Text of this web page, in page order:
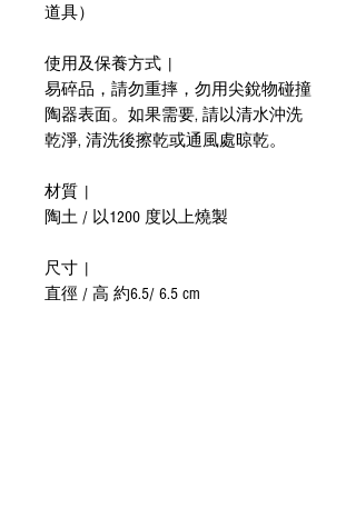
道具）
使用及保養方式 |
易碎品，請勿重摔，勿用尖銳物碰撞
陶器表面。如果需要, 請以清水沖洗
乾淨, 清洗後擦乾或通風處晾乾。
材質 |
陶土 / 以1200 度以上燒製
尺寸 |
直徑 / 高 約6.5/ 6.5 cm